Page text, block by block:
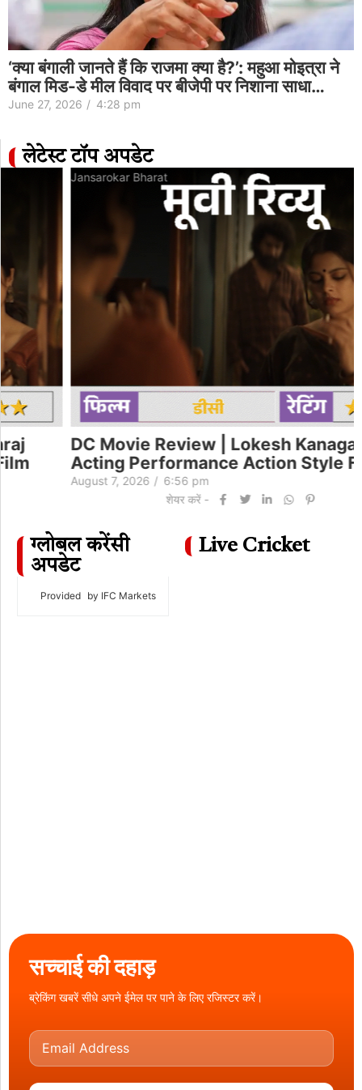
‘क्या बंगाली जानते हैं कि राजमा क्या है?’: महुआ मोइत्रा ने
बंगाल मिड-डे मील विवाद पर बीजेपी पर निशाना साधा…
June 27, 2026 / 4:28 pm
लेटेस्ट टॉप अपडेट
Jansarokar Bharat
DC Movie Review | Lokesh Kanagaraj
Acting Performance Action Style Film
August 7, 2026 / 6:56 pm
ग्लोबल करेंसी
अपडेट
Provided by IFC Markets
Live Cricket
सच्चाई की दहाड़
ब्रेकिंग खबरें सीधे अपने ईमेल पर पाने के लिए रजिस्टर करें।